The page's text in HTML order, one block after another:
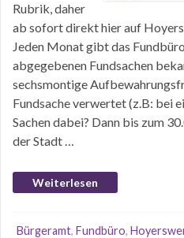
Rubrik, daher
ab sofort direkt hier auf
Jeden Monat gibt das
abgegebenen Fundsachen
sechsmontige
Fundsache verwertet (z.B: bei
Sachen dabei? Dann bis zum
der Stadt …
Weiterlesen
Bürgeramt, Fundbüro,